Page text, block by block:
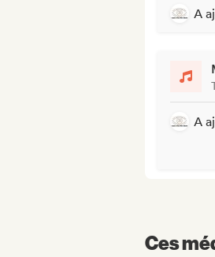
A
A
Ces